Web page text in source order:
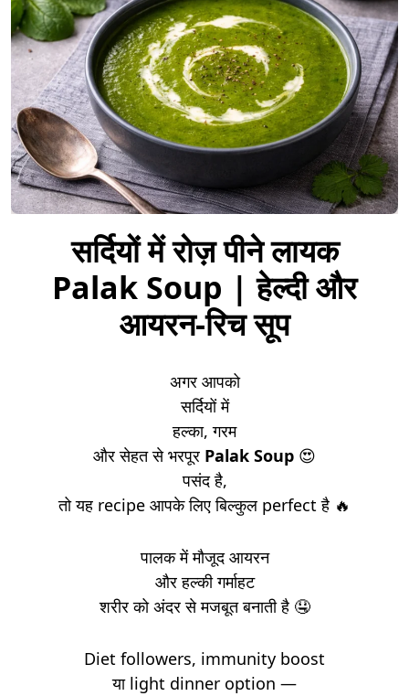
सर्दियों में रोज़ पीने लायक
Palak Soup | हेल्दी और
आयरन-रिच सूप
अगर आपको
सर्दियों में
हल्का, गरम
और सेहत से भरपूर Palak Soup 😍
पसंद है,
तो यह recipe आपके लिए बिल्कुल perfect है 🔥
पालक में मौजूद आयरन
और हल्की गर्माहट
शरीर को अंदर से मजबूत बनाती है 🤤
Diet followers, immunity boost
या light dinner option —